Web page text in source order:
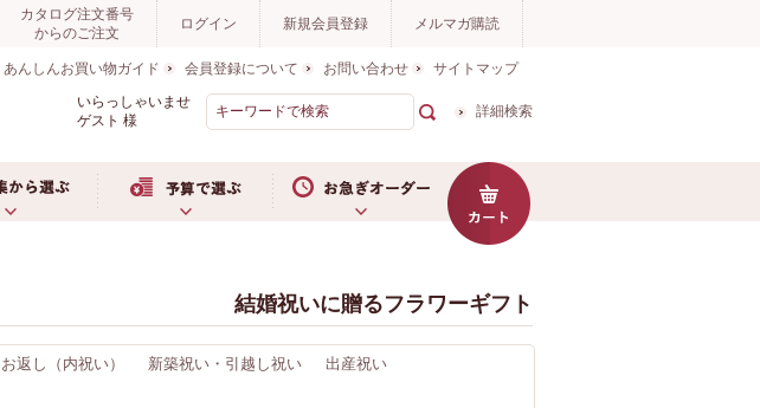
カタログ注文番号
からのご注文
ログイン 新規会員登録 メルマガ購読
あんしんお買い物ガイド 会員登録について お問い合わせ
サイトマップ
いらっしゃいませ
ゲスト 様
詳細検索
結婚祝いに贈るフラワーギフト
お返し（内祝い） 新築祝い・引越し祝い 出産祝い